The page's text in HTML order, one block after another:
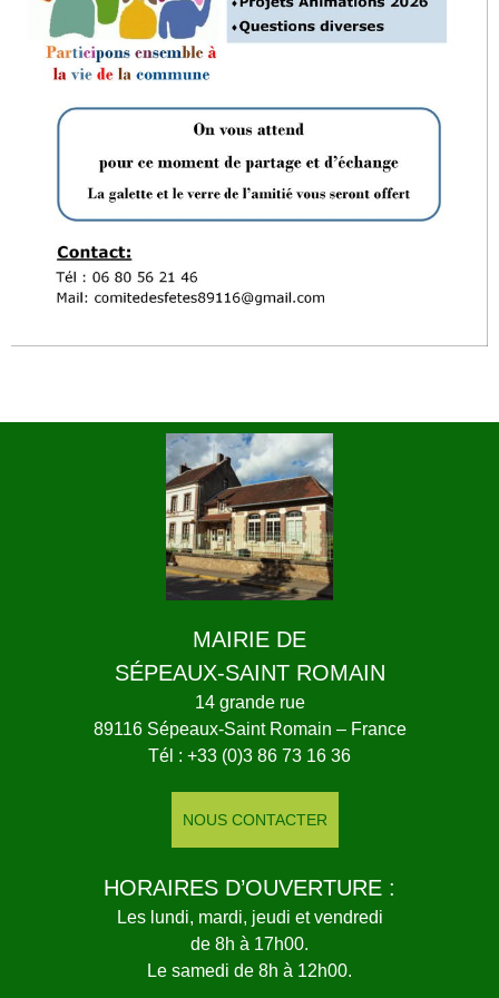
MAIRIE DE
SÉPEAUX-SAINT ROMAIN
14 grande rue
89116 Sépeaux-Saint Romain – France
Tél : +33 (0)3 86 73 16 36
NOUS CONTACTER
HORAIRES D’OUVERTURE :
Les lundi, mardi, jeudi et vendredi
de 8h à 17h00.
Le samedi de 8h à 12h00.